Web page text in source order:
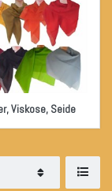
Viskose, Seide